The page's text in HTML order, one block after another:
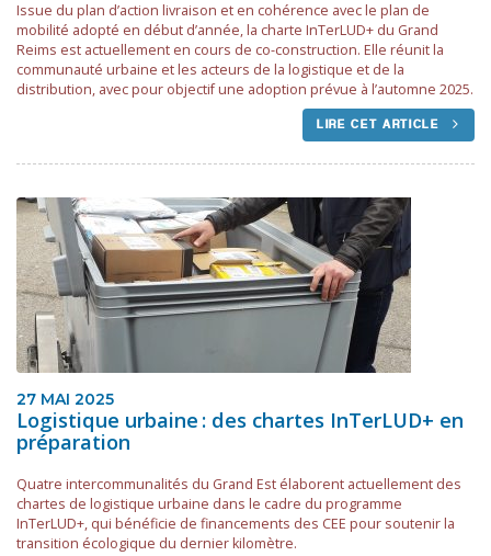
Issue du plan d’action livraison et en cohérence avec le plan de
mobilité adopté en début d’année, la charte InTerLUD+ du Grand
Reims est actuellement en cours de co-construction. Elle réunit la
communauté urbaine et les acteurs de la logistique et de la
distribution, avec pour objectif une adoption prévue à l’automne 2025.
LIRE CET ARTICLE
27 MAI 2025
Logistique urbaine : des chartes InTerLUD+ en
préparation
Quatre intercommunalités du Grand Est élaborent actuellement des
chartes de logistique urbaine dans le cadre du programme
InTerLUD+, qui bénéficie de financements des CEE pour soutenir la
transition écologique du dernier kilomètre.